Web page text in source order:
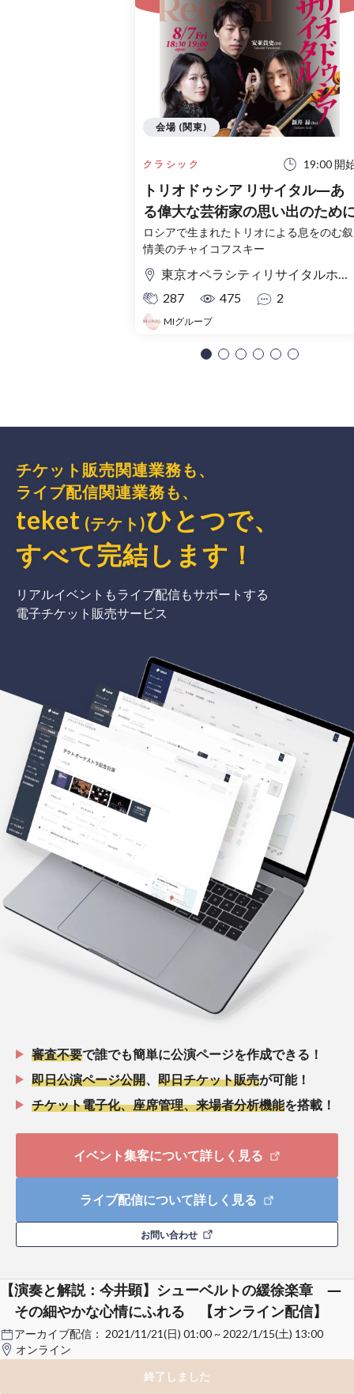
クラシック 19:00 開
トリオドゥシア リサイタル―あ
る偉大な芸術家の思い出のため
ロシアで生まれたトリオによる息をのむ叙
情美のチャイコフスキー
東京オペラシティリサイタルホール
287
475 2
MIグループ
会場 (関東)
チケット販売関連業務も、
ライブ配信関連業務も、
teket (テケト)ひとつで、
すべて完結 します ！
リアルイベントもライブ配信もサポートする
電子チケット販売サービス
審査不要で誰でも簡単に公演ページを作成できる！
即日公演ページ公開
即日チケット販売が可能！
チケット電子化、座席管理、来場者分析機能を搭載！
イベント集客について詳しく見る
ライブ配信について詳しく見る
お問い合わせ
【演奏と解説：今井顕】シューベルトの緩徐楽章 ―
その細やかな心情にふれる 【オンライン配信】
アーカイブ配信： 2021/11/21(日) 01:00 ~ 2022/1/15(土) 13:00
オンライン
終了しました